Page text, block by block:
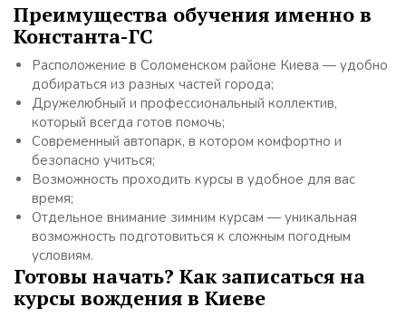
Преимущества обучения именно в
Константа-ГС
Расположение в Соломенском районе Киева — удобно
добираться из разных частей города;
Дружелюбный и профессиональный коллектив,
который всегда готов помочь;
Современный автопарк, в котором комфортно и
безопасно учиться;
Возможность проходить курсы в удобное для вас
время;
Отдельное внимание зимним курсам — уникальная
возможность подготовиться к сложным погодным
условиям.
Готовы начать? Как записаться на
курсы вождения в Киеве